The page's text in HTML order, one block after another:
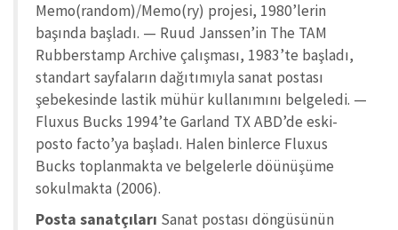
Memo(random)/Memo(ry) projesi, 1980’lerin
başında başladı. — Ruud Janssen’in The TAM
Rubberstamp Archive çalışması, 1983’te başladı,
standart sayfaların dağıtımıyla sanat postası
şebekesinde lastik mühür kullanımını belgeledi. —
Fluxus Bucks 1994’te Garland TX ABD’de eski-
posto facto’ya başladı. Halen binlerce Fluxus
Bucks toplanmakta ve belgelerle döünüşüme
sokulmakta (2006).
Posta sanatçıları Sanat postası döngüsünün